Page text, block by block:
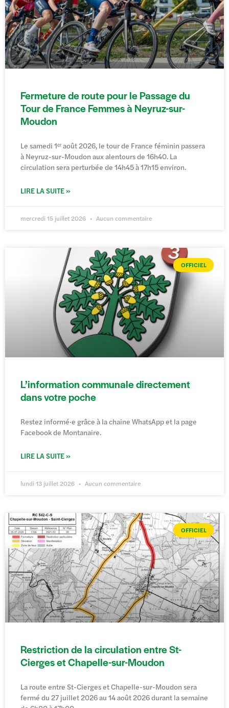
Fermeture de route pour le Passage du
Tour de France Femmes à Neyruz-sur-
Moudon
Le samedi 1ᵉʳ août 2026, le tour de France féminin passera
à Neyruz-sur-Moudon aux alentours de 16h40. La
circulation sera perturbée de 14h45 à 17h15 environ.
LIRE LA SUITE »
mercredi 15 juillet 2026 Aucun commentaire
OFFICIEL
L’information communale directement
dans votre poche
Restez informé·e grâce à la chaine WhatsApp et la page
Facebook de Montanaire.
LIRE LA SUITE »
lundi 13 juillet 2026 Aucun commentaire
OFFICIEL
Restriction de la circulation entre St-
Cierges et Chapelle-sur-Moudon
La route entre St-Cierges et Chapelle-sur-Moudon sera
fermé du 27 juillet 2026 au 14 août 2026 durant la semaine